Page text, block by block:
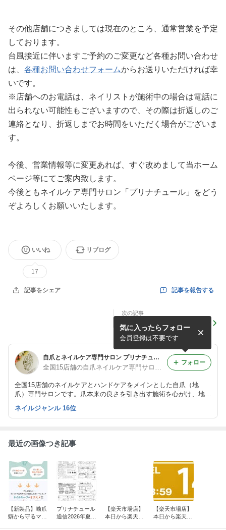
その他店舗につきましては現在のところ、通常営業を予定
しております。
台風接近に伴いますご予約のご変更など各種お問い合わせ
は、 各種お問い合わせフォームからお送りいただければ幸
いです。
※店舗へのお電話は、ネイリストが施術中の場合は電話に
出られない可能性もございますので、その際は折返しのご
連絡となり、折返しまでお時間をいただく場合がございま
す。
今後、営業情報等に変更あれば、すぐ改めまして当ホーム
ページ等にてご案内致します。
今後ともネイルケア専門サロン「プリナチュール」をどう
ぞよろしくお願いいたします。
いいね
17
リブログ
記事をシェア 記事を報告する
次の記事
【新製品】噛爪癖から守るマ
ニキュアを新発売
自爪とネイルケア専門サロン プリナチュールの公式ブログ
全国15店舗のネイルケアとハンドケアをメインとした自爪（地
爪）専門サロンです。爪本来の良さを引き出す施術を心がけ、地味
で地道ですがネイルケアを広めるために頑張っています。
気に入ったらフォロー
会員登録は不要です
フォロー
ネイルジャンル 16位
最近の画像つき記事
【新製品】噛爪
癖から守るマニ
プリナチュール
通信2026年夏号
【楽天市場店】
本日から楽天ス
【楽天市場店】
本日から楽天ス